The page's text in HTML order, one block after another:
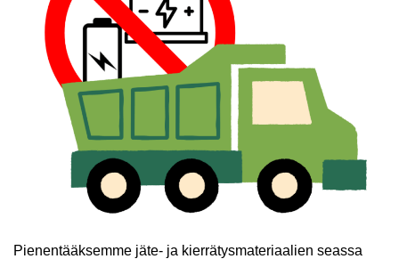
Pienentääksemme jäte- ja kierrätysmateriaalien seassa